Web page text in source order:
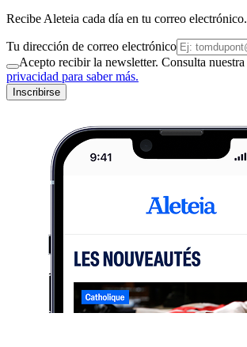
Recibe Aleteia cada día en tu correo electrónico.
Tu dirección de correo electrónico
Acepto recibir la newsletter. Consulta nuestra
privacidad para saber más.
Inscribirse